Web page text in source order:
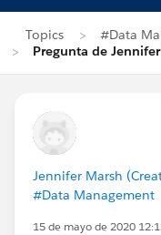
Topics
#Data
Pregunta de
Jennifer Marsh
#Data Management
15 de mayo de 2020